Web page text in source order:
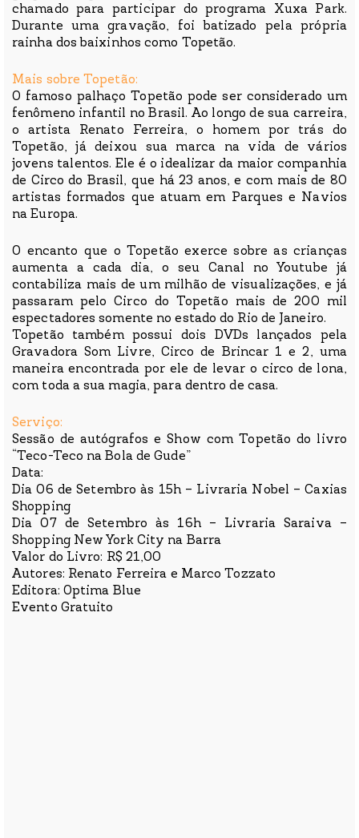
chamado para participar do programa Xuxa Park.
Durante uma gravação, foi batizado pela própria
rainha dos baixinhos como Topetão.
Mais sobre Topetão:
O famoso palhaço Topetão pode ser considerado um
fenômeno infantil no Brasil. Ao longo de sua carreira,
o artista Renato Ferreira, o homem por trás do
Topetão, já deixou sua marca na vida de vários
jovens talentos. Ele é o idealizar da maior companhia
de Circo do Brasil, que há 23 anos, e com mais de 80
artistas formados que atuam em Parques e Navios
na Europa.
O encanto que o Topetão exerce sobre as crianças
aumenta a cada dia, o seu Canal no Youtube já
contabiliza mais de um milhão de visualizações, e já
passaram pelo Circo do Topetão mais de 200 mil
espectadores somente no estado do Rio de Janeiro.
Topetão também possui dois DVDs lançados pela
Gravadora Som Livre, Circo de Brincar 1 e 2, uma
maneira encontrada por ele de levar o circo de lona,
com toda a sua magia, para dentro de casa.
Serviço:
Sessão de autógrafos e Show com Topetão do livro
“Teco-Teco na Bola de Gude”
Data:
Dia 06 de Setembro às 15h – Livraria Nobel – Caxias
Shopping
Dia 07 de Setembro às 16h – Livraria Saraiva –
Shopping New York City na Barra
Valor do Livro: R$ 21,00
Autores: Renato Ferreira e Marco Tozzato
Editora: Optima Blue
Evento Gratuito